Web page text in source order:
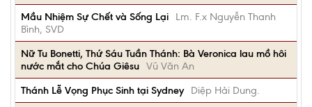
Mầu Nhiệm Sự Chết và Sống Lại
Lm. F.x Nguyễn Thanh
Bình, SVD
Nữ Tu Bonetti, Thứ Sáu Tuần Thánh: Bà Veronica lau mồ hôi
nước mắt cho Chúa Giêsu Vũ Văn An
Thánh Lễ Vọng Phục Sinh tại Sydney
Diệp Hải Dung.